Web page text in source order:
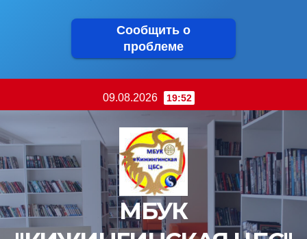
Сообщить о
проблеме
к
содержимому
09.08.2026 19:52
МБУК